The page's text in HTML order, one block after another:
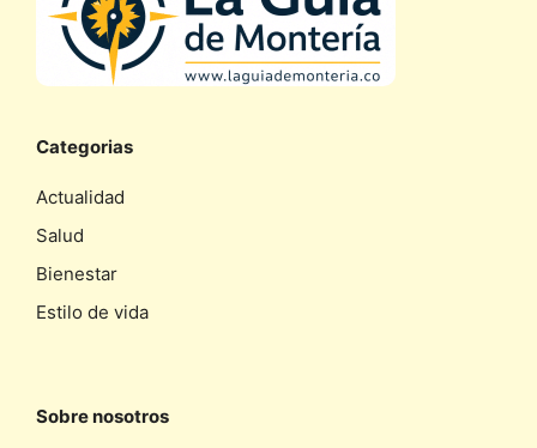
Categorias
Actualidad
Salud
Bienestar
Estilo de vida
Sobre nosotros